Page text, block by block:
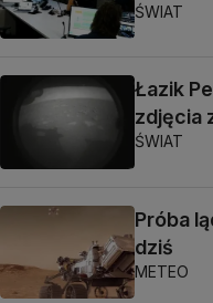
ŚWIAT
Łazik
zdjęcia
ŚWIAT
Próba
dziś
METEO